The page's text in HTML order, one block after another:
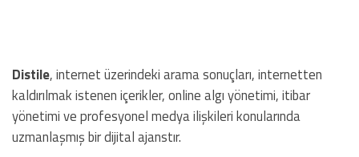
Distile, internet üzerindeki arama sonuçları, internetten
kaldırılmak istenen içerikler, online algı yönetimi, itibar
yönetimi ve profesyonel medya ilişkileri konularında
uzmanlaşmış bir dijital ajanstır.